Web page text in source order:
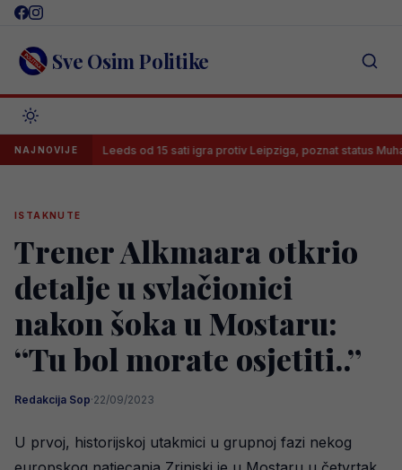
Skip
content Sve Osim Politike
NAJNOVIJELeeds od 15 sati igra protiv Leipziga, poznat status
ISTAKNUTE
Trener Alkmaara otkrio
detalje u svlačionici
nakon šoka u Mostaru:
“Tu bol morate osjetiti..”
Redakcija Sop·22/09/2023
U prvoj, historijskoj utakmici u grupnoj fazi nekog